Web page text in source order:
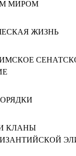
МИРОМ
ЖИЗНЬ
КЛАНЫ